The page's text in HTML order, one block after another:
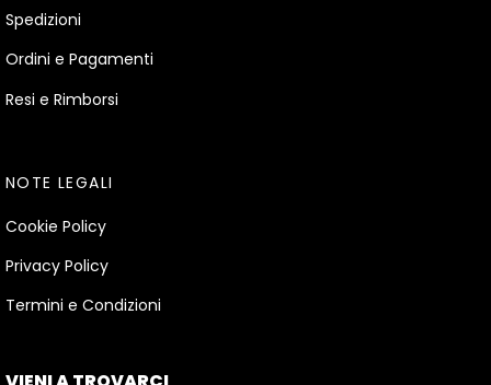
Spedizioni
Ordini e Pagamenti
Resi e Rimborsi
NOTE LEGALI
Cookie Policy
Privacy Policy
Termini e Condizioni